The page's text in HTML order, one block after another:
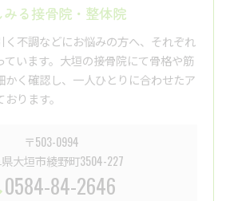
みる接骨院・整体院
く不調などにお悩みの方へ、それぞれ
ています。大垣の接骨院にて骨格や筋
かく確認し、一人ひとりに合わせたア
ります。
〒503-0994
大垣市綾野町3504-227
0584-84-2646